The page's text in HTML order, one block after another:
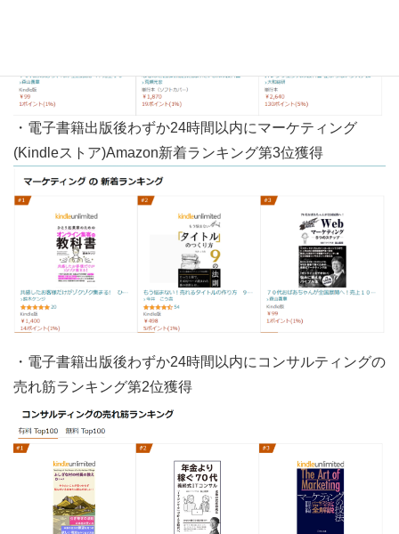
・電子書籍出版後わずか24時間以内にマーケティング
(Kindleストア)Amazon新着ランキング第3位獲得
・電子書籍出版後わずか24時間以内にコンサルティングの
売れ筋ランキング第2位獲得